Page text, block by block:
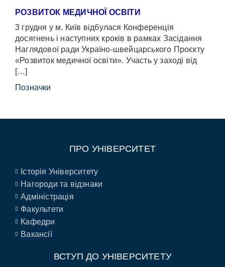
РОЗВИТОК МЕДИЧНОЇ ОСВІТИ
3 грудня у м. Київ відбулася Конференція
досягнень і наступних кроків в рамках Засідання
Наглядової ради Україно-швейцарського Проєкту
«Розвиток медичної освіти». Участь у заході від
[…]
Позначки
ПРО УНІВЕРСИТЕТ
Історія Університету
Нагороди та відзнаки
Адміністрація
Факультети
Кафедри
Вакансії
ВСТУП ДО УНІВЕРСИТЕТУ